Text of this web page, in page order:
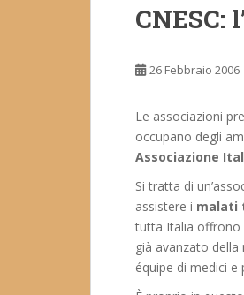
CNESC:
26 Febbraio 2006
Le associazioni
occupano degli
Associazione
Si tratta di
assistere i malati
tutta Italia offrono
già avanzato
équipe di medici